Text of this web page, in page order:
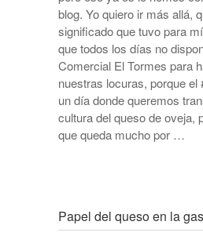
blog. Yo quiero ir más allá,
significado que tuvo para
que todos los días no
Comercial El Tormes para
nuestras locuras, porque el
un día donde queremos
cultura del queso de oveja,
que queda mucho por …
Papel del queso en la